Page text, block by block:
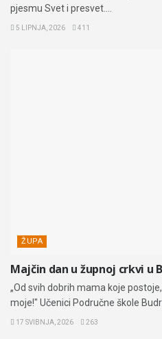
pjesmu Svet i presvet....
5 LIPNJA, 2026 411
ŽUPA
Majčin dan u župnoj crkvi u
„Od svih dobrih mama koje
moje!" Učenici Područne škole
17 SVIBNJA, 2026 263